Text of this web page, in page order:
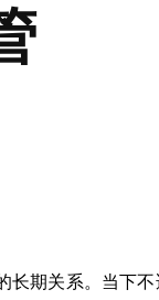
长期关系。当下